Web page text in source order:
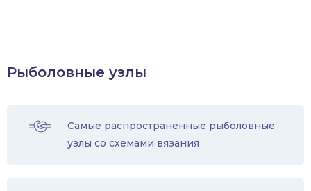
Рыболовные узлы
Самые распространенные рыболовные
узлы со схемами вязания